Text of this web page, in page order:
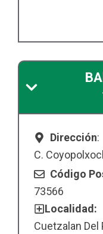
Dirección:
C.
Código
73566
Localidad:
Cuetzalan Del